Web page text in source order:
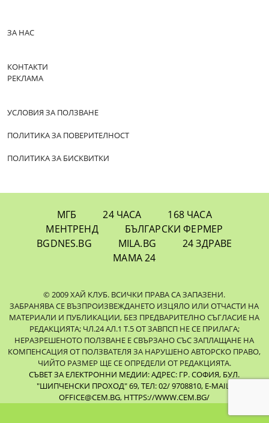
ЗА НАС
КОНТАКТИ
РЕКЛАМА
УСЛОВИЯ ЗА ПОЛЗВАНЕ
ПОЛИТИКА ЗА ПОВЕРИТЕЛНОСТ
ПОЛИТИКА ЗА БИСКВИТКИ
МГБ 24 ЧАСА
168 ЧАСА
МЕНТРЕНД
БЪЛГАРСКИ ФЕРМЕР
BGDNES.BG
MILA.BG
24 ЗДРАВЕ
МАМА 24
© 2009 ХАЙ КЛУБ. ВСИЧКИ ПРАВА СА ЗАПАЗЕНИ.
ЗАБРАНЯВА СЕ ВЪЗПРОИЗВЕЖДАНЕТО ИЗЦЯЛО ИЛИ ОТЧАСТИ НА
МАТЕРИАЛИ И ПУБЛИКАЦИИ, БЕЗ ПРЕДВАРИТЕЛНО СЪГЛАСИЕ НА
РЕДАКЦИЯТА; ЧЛ.24 АЛ.1 Т.5 ОТ ЗАВПСП НЕ СЕ ПРИЛАГА;
НЕРАЗРЕШЕНОТО ПОЛЗВАНЕ Е СВЪРЗАНО СЪС ЗАПЛАЩАНЕ НА
КОМПЕНСАЦИЯ ОТ ПОЛЗВАТЕЛЯ ЗА НАРУШЕНО АВТОРСКО ПРАВО,
ЧИЙТО РАЗМЕР ЩЕ СЕ ОПРЕДЕЛИ ОТ РЕДАКЦИЯТА.
СЪВЕТ ЗА ЕЛЕКТРОННИ МЕДИИ: АДРЕС: ГР. СОФИЯ, БУЛ.
"ШИПЧЕНСКИ ПРОХОД" 69, ТЕЛ: 02/ 9708810, E-MAIL:
OFFICE@CEM.BG, HTTPS://WWW.CEM.BG/